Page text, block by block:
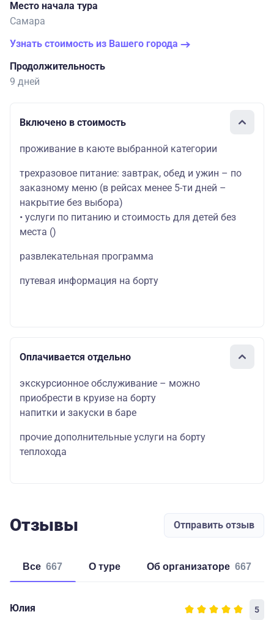
Место начала тура
Самара
Узнать стоимость из Вашего города
Продолжительность
9 дней
Включено в стоимость
проживание в каюте выбранной категории
трехразовое питание: завтрак, обед и ужин – по
заказному меню (в рейсах менее 5-ти дней –
накрытие без выбора)
• услуги по питанию и стоимость для детей без
места ()
развлекательная программа
путевая информация на борту
Оплачивается отдельно
экскурсионное обслуживание – можно
приобрести в круизе на борту
напитки и закуски в баре
прочие дополнительные услуги на борту
теплохода
Отзывы Отправить отзыв
Все 667 о туре об организаторе 667
Юлия 5